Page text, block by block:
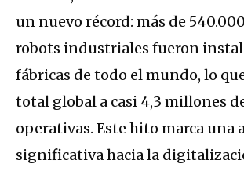
un nuevo récord: más de
robots industriales fueron
fábricas de todo el mundo, lo
total global a casi 4,3 millones
operativas. Este hito marca una
significativa hacia la